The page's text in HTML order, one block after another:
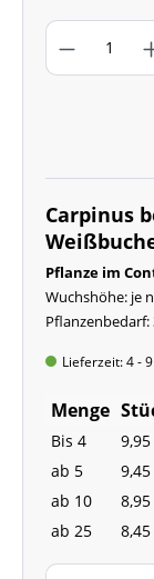
Carpinus
Pflanze im
Wuchshöhe: je
Lieferzeit: 4 -
Menge
Bis 4
ab 5
ab 10
ab 25